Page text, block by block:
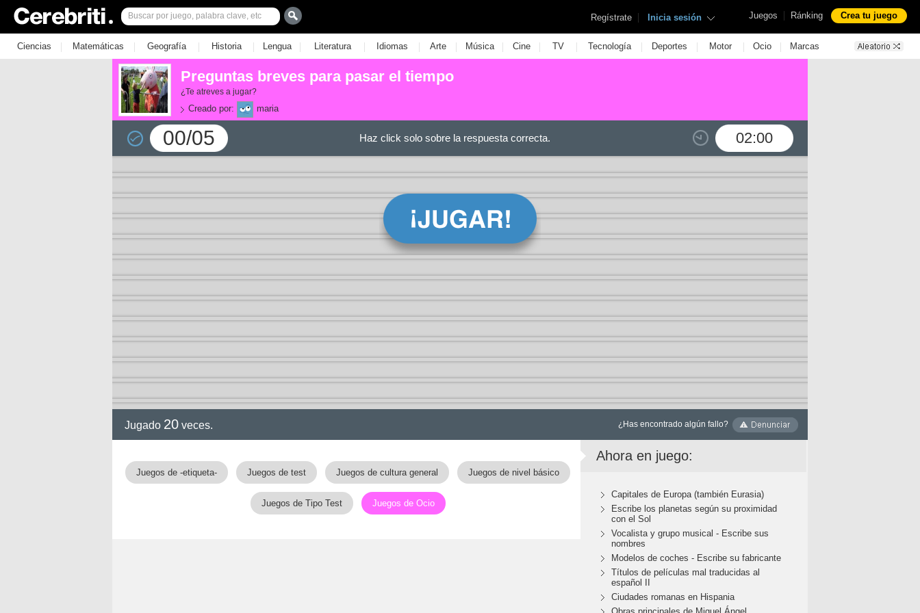
Juegos | Ránking Crea tu juego
Regístrate | Inicia sesión
Ciencias | Matemáticas | Geografía | Historia | Lengua | Literatura | Idiomas | Arte | Música | Cine | TV | Tecnología | Deportes | Motor | Ocio | Marcas
Preguntas breves para pasar el tiempo
¿Te atreves a jugar?
Creado por: maria
00/05 02:00
Haz click solo sobre la respuesta correcta.
Jugado 20 veces. ¿Has encontrado algún fallo?
Juegos de -etiqueta- Juegos de test Juegos de cultura general Juegos de nivel básico
Juegos de Tipo Test Juegos de Ocio
Ahora en juego:
Capitales de Europa (también Eurasia)
Escribe los planetas según su proximidad
con el Sol
Vocalista y grupo musical - Escribe sus
nombres
Modelos de coches - Escribe su fabricante
Títulos de películas mal traducidas al
español II
Ciudades romanas en Hispania